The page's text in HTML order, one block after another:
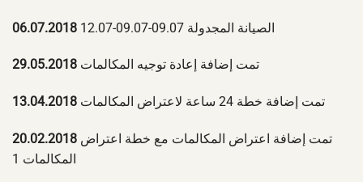
06.07.2018 الصيانة المجدولة 09.07-09.07-12.07
29.05.2018 تمت إضافة إعادة توجيه المكالمات
13.04.2018 تمت إضافة خطة 24 ساعة لاعتراض المكالمات
20.02.2018
المكالمات 1